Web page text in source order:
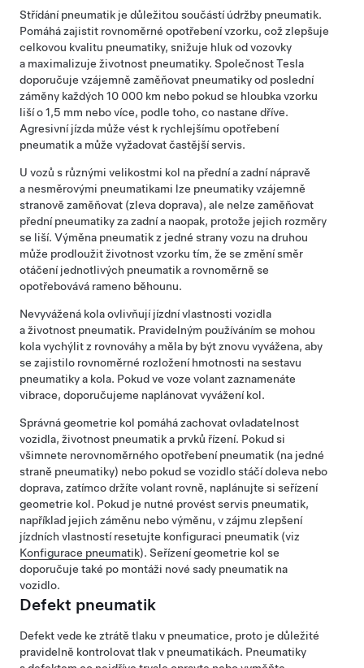
Střídání pneumatik je důležitou součástí údržby pneumatik.
Pomáhá zajistit rovnoměrné opotřebení vzorku, což zlepšuje
celkovou kvalitu pneumatiky, snižuje hluk od vozovky
a maximalizuje životnost pneumatiky. Společnost Tesla
doporučuje vzájemně zaměňovat pneumatiky od poslední
záměny každých 10 000 km nebo pokud se hloubka vzorku
liší o1,5 mm nebo více, podle toho, co nastane dříve.
Agresivní jízda může vést k rychlejšímu opotřebení
pneumatik a může vyžadovat častější servis.
U vozů s různými velikostmi kol na přední a zadní nápravě
a nesměrovými pneumatikami lze pneumatiky vzájemně
stranově zaměňovat (zleva doprava), ale nelze zaměňovat
přední pneumatiky za zadní a naopak, protože jejich rozměry
se liší. Výměna pneumatik z jedné strany vozu na druhou
může prodloužit životnost vzorku tím, že se změní směr
otáčení jednotlivých pneumatik a rovnoměrně se
opotřebovává rameno běhounu.
Nevyvážená kola ovlivňují jízdní vlastnosti vozidla
a životnost pneumatik. Pravidelným používáním se mohou
kola vychýlit z rovnováhy a měla by být znovu vyvážena, aby
se zajistilo rovnoměrné rozložení hmotnosti na sestavu
pneumatiky a kola. Pokud ve voze volantzaznamenáte
vibrace, doporučujeme naplánovat vyvážení kol.
Správná geometrie kol pomáhá zachovat ovladatelnost
vozidla, životnost pneumatik a prvků řízení. Pokud si
všimnete nerovnoměrného opotřebení pneumatik (na jedné
straně pneumatiky) nebo pokud se vozidlo stáčí doleva nebo
doprava, zatímco držíte volant rovně, naplánujte si seřízení
geometrie kol. Pokud je nutné provést servis pneumatik,
například jejich záměnu nebo výměnu, v zájmu zlepšení
jízdních vlastností resetujte konfiguraci pneumatik (viz
Konfigurace pneumatik). Seřízení geometrie kol se
doporučuje také po montáži nové sady pneumatik na
vozidlo.
Defekt pneumatik
Defekt vede ke ztrátě tlaku v pneumatice, proto je důležité
pravidelně kontrolovat tlak v pneumatikách. Pneumatiky